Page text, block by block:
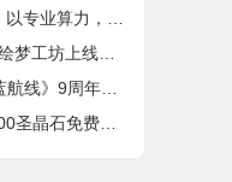
AI部署与生产力新基准
赋能全场景自由创作
第二弹今日正式上线
，新老玩家均可解锁